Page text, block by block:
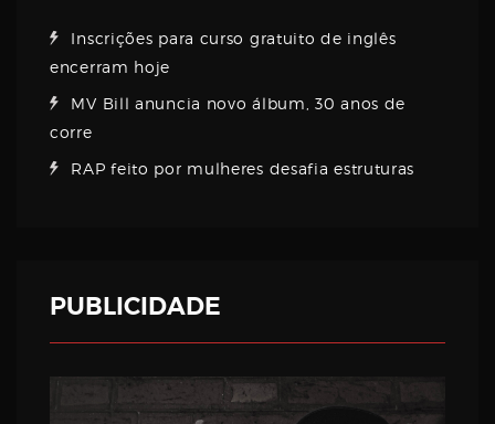
Inscrições para curso gratuito de inglês
encerram hoje
MV Bill anuncia novo álbum, 30 anos de
corre
RAP feito por mulheres desafia estruturas
PUBLICIDADE